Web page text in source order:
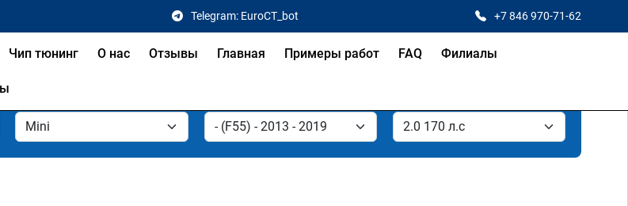
Telegram: EuroCT_bot +7 846 970-71-62
Чип тюнинг О нас Отзывы Главная Примеры работ FAQ Филиалы